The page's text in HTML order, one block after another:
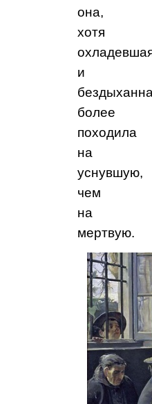
она,
хотя
и
более
походила
на
уснувшую,
чем
на
мертвую.